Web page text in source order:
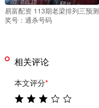
易富配资 113期老梁排列三预测
奖号：通杀号码
相关评论
本文评分*